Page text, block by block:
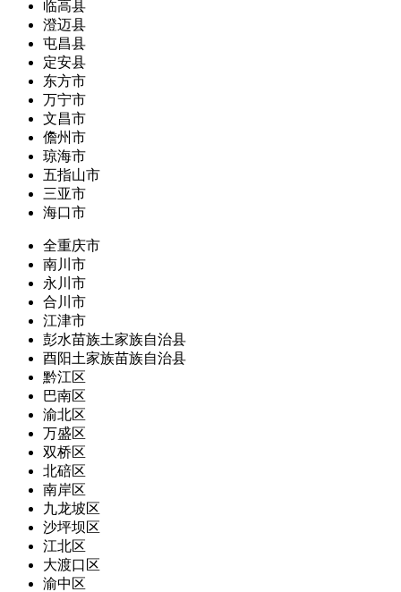
临高县
澄迈县
屯昌县
定安县
东方市
万宁市
文昌市
儋州市
琼海市
五指山市
三亚市
海口市
全重庆市
南川市
永川市
合川市
江津市
彭水苗族土家族自治县
酉阳土家族苗族自治县
黔江区
巴南区
渝北区
万盛区
双桥区
北碚区
南岸区
九龙坡区
沙坪坝区
江北区
大渡口区
渝中区